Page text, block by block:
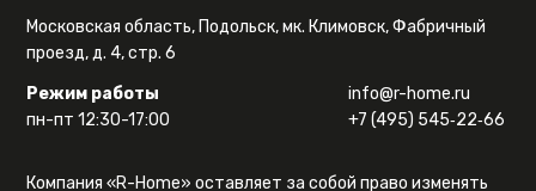
Московская область, Подольск, мк. Климовск, Фабричный
проезд, д. 4, стр. 6
Режим работы
пн-пт 12:30-17:00
info@r-home.ru
+7 (495) 545‑22‑66
Компания «R-Home» оставляет за собой право изменять